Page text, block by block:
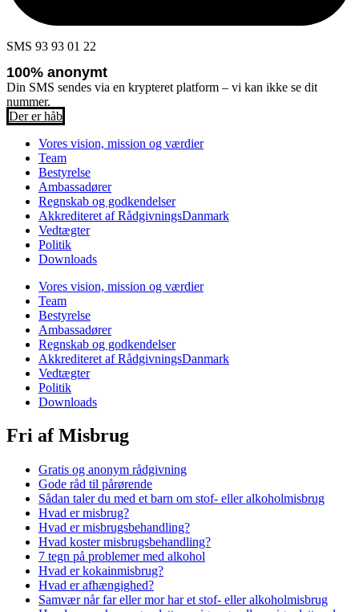
SMS 93 93 01 22
100% anonymt
Din SMS sendes via en krypteret platform – vi kan ikke se dit
nummer.
Der er håb
Vores vision, mission og værdier
Team
Bestyrelse
Ambassadører
Regnskab og godkendelser
Akkrediteret af RådgivningsDanmark
Vedtægter
Politik
Downloads
Vores vision, mission og værdier
Team
Bestyrelse
Ambassadører
Regnskab og godkendelser
Akkrediteret af RådgivningsDanmark
Vedtægter
Politik
Downloads
Fri af Misbrug
Gratis og anonym rådgivning
Gode råd til pårørende
Sådan taler du med et barn om stof- eller alkoholmisbrug
Hvad er misbrug?
Hvad er misbrugsbehandling?
Hvad koster misbrugsbehandling?
7 tegn på problemer med alkohol
Hvad er kokainmisbrug?
Hvad er afhængighed?
Samvær når far eller mor har et stof- eller alkoholmisbrug